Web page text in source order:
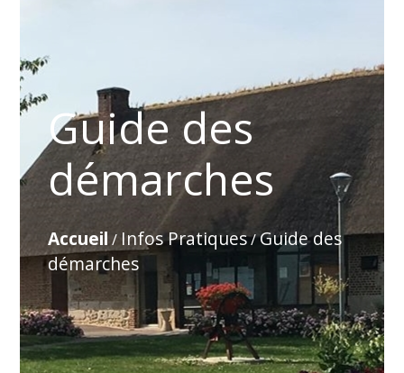
Guide des
démarches
Accueil / Infos Pratiques/Guide des
démarches